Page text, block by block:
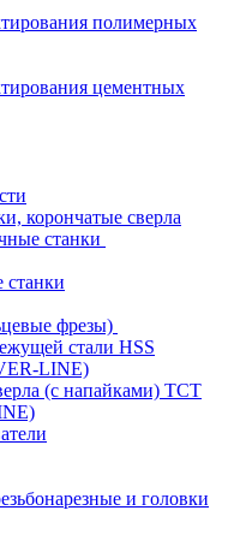
полимерных
цементных
корончатые сверла
станки
фрезы)
стали HSS
LINE)
(с напайками) ТСТ
и головки